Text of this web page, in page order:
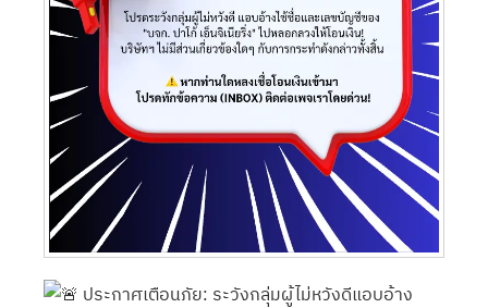
ประกาศเตือนภัย: ระวังกลุ่มผู้ไม่หวังดีแอบอ้าง